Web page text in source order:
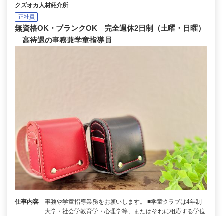
クズオカ人材紹介所
正社員
無資格OK・ブランクOK 完全週休2日制（土曜・日曜）
高待遇の事務兼学童指導員
仕事内容
事務や学童指導業務をお願いします。 ■学童クラブは4年制
大学・社会学教育学・心理学等、またはそれに相応する学位